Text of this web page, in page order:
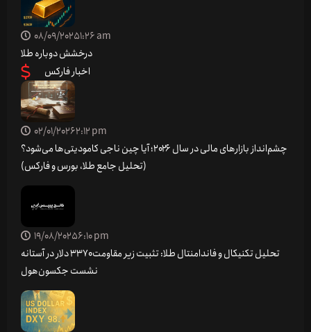
08/09/20251:26 am
درخشش دوباره طلا
اخبار فارکس
02/01/20262:12 pm
چشم‌انداز بازارهای مالی در سال ۲۰۲۶؛ آیا چین ناجی کامودیتی‌ها می‌شود؟
(تحلیل جامع طلا، بورس و فارکس)
19/08/20256:10 pm
تحلیل تکنیکال و فاندامنتال طلا: تثبیت زیر مقاومت ۳۳۷۰ دلار در آستانه
نشست جکسون‌هول